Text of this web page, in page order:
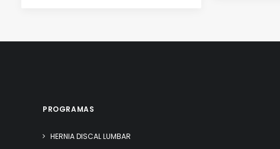
PROGRAMAS
HERNIA DISCAL LUMBAR